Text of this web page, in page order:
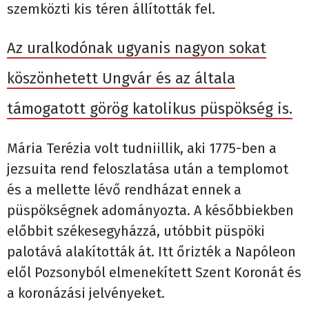
szemközti kis téren állították fel.
Az uralkodónak ugyanis nagyon sokat
köszönhetett Ungvár és az általa
támogatott görög katolikus püspökség is.
Mária Terézia volt tudniillik, aki 1775-ben a
jezsuita rend feloszlatása után a templomot
és a mellette lévő rendházat ennek a
püspökségnek adományozta. A későbbiekben
előbbit székesegyházzá, utóbbit püspöki
palotává alakították át. Itt őrizték a Napóleon
elől Pozsonyból elmenekített Szent Koronát és
a koronázási jelvényeket.